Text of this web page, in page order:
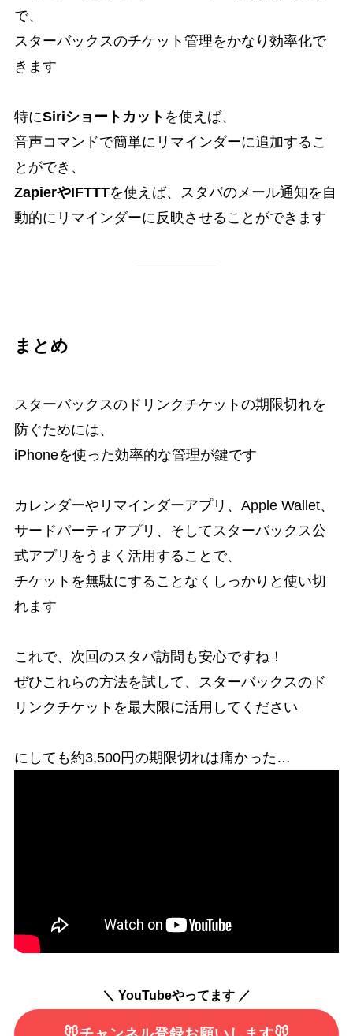
で、
スターバックスのチケット管理をかなり効率化で
きます
特にSiriショートカット を使えば、
音声コマンドで簡単にリマインダーに追加するこ
とができ、
ZapierやIFTTTを使えば、スタバのメール通知を自
動的にリマインダーに反映させることができます
まとめ
スターバックスのドリンクチケットの期限切れを
防ぐためには、
iPhoneを使った効率的な管理が鍵です
カレンダーやリマインダーアプリ、Apple Wallet、
サードパーティアプリ、そしてスターバックス公
式アプリをうまく活用することで、
チケットを無駄にすることなくしっかりと使い切
れます
これで、次回のスタバ訪問も安心ですね！
ぜひこれらの方法を試して、スターバックスのド
リンクチケットを最大限に活用してください
にしても約3,500円の期限切れは痛かった…
＼ YouTubeやってます ／